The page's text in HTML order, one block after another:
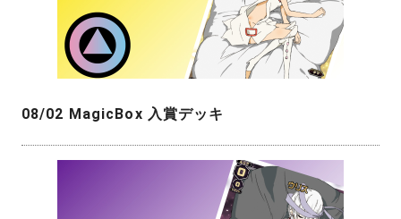
08/02 MagicBox 入賞デッキ